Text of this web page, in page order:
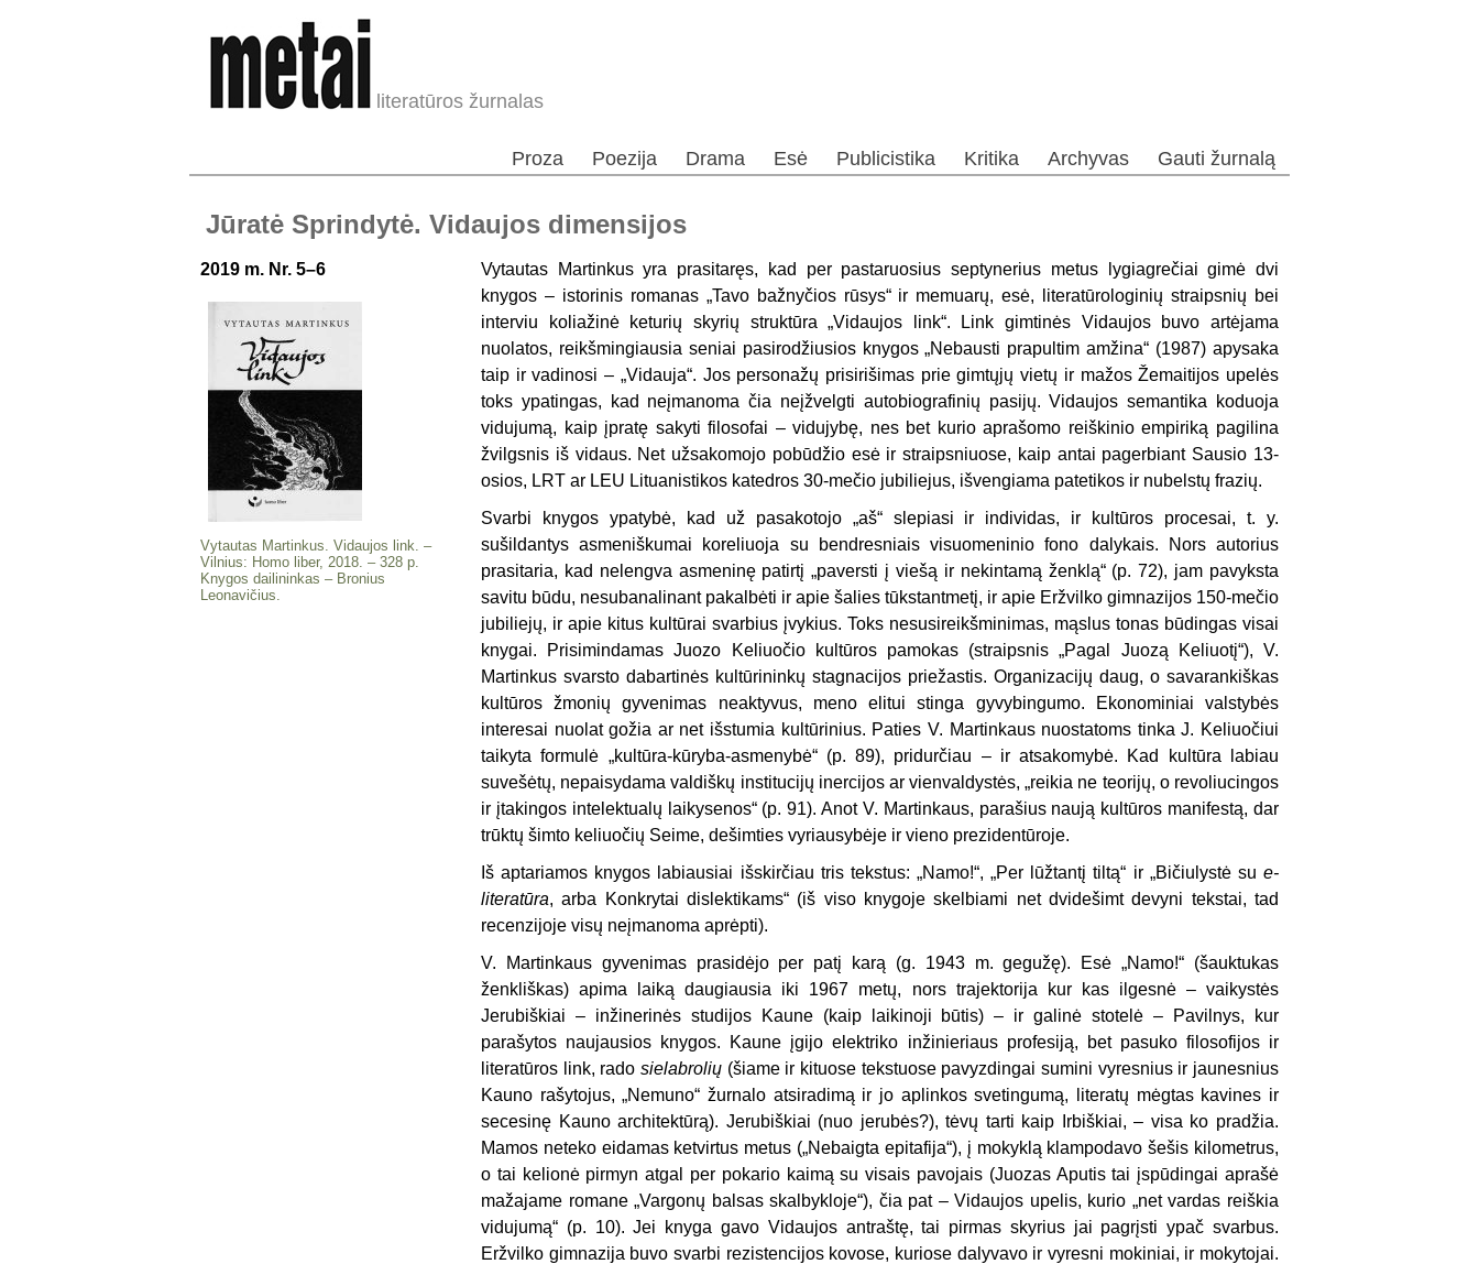
literatūros žurnalas
Proza Poezija Drama Esė Publicistika Kritika Archyvas Gauti žurnalą
Jūratė Sprindytė. Vidaujos dimensijos
2019 m. Nr. 5–6
Vytautas Martinkus. Vidaujos link. –
Vilnius: Homo liber, 2018. – 328 p.
Knygos dailininkas – Bronius
Leonavičius.
Vytautas Martinkus yra prasitaręs, kad per pastaruosius septynerius metus lygiagrečiai gimė dvi
knygos – istorinis romanas „Tavo bažnyčios rūsys“ ir memuarų, esė, literatūrologinių straipsnių bei
interviu koliažinė keturių skyrių struktūra „Vidaujos link“. Link gimtinės Vidaujos buvo artėjama
nuolatos, reikšmingiausia seniai pasirodžiusios knygos „Nebausti prapultim amžina“ (1987) apysaka
taip ir vadinosi – „Vidauja“. Jos personažų prisirišimas prie gimtųjų vietų ir mažos Žemaitijos upelės
toks ypatingas, kad neįmanoma čia neįžvelgti autobiografinių pasijų. Vidaujos semantika koduoja
vidujumą, kaip įpratę sakyti filosofai – vidujybę, nes bet kurio aprašomo reiškinio empiriką pagilina
žvilgsnis iš vidaus. Net užsakomojo pobūdžio esė ir straipsniuose, kaip antai pagerbiant Sausio 13-
osios, LRT ar LEU Lituanistikos katedros 30-mečio jubiliejus, išvengiama patetikos ir nubelstų frazių.
Svarbi knygos ypatybė, kad už pasakotojo „aš“ slepiasi ir individas, ir kultūros procesai, t. y.
sušildantys asmeniškumai koreliuoja su bendresniais visuomeninio fono dalykais. Nors autorius
prasitaria, kad nelengva asmeninę patirtį „paversti į viešą ir nekintamą ženklą“ (p. 72), jam pavyksta
savitu būdu, nesubanalinant pakalbėti ir apie šalies tūkstantmetį, ir apie Eržvilko gimnazijos 150-mečio
jubiliejų, ir apie kitus kultūrai svarbius įvykius. Toks nesusireikšminimas, mąslus tonas būdingas visai
knygai. Prisimindamas Juozo Keliuočio kultūros pamokas (straipsnis „Pagal Juozą Keliuotį“), V.
Martinkus svarsto dabartinės kultūrininkų stagnacijos priežastis. Organizacijų daug, o savarankiškas
kultūros žmonių gyvenimas neaktyvus, meno elitui stinga gyvybingumo. Ekonominiai valstybės
interesai nuolat gožia ar net išstumia kultūrinius. Paties V. Martinkaus nuostatoms tinka J. Keliuočiui
taikyta formulė „kultūra-kūryba-asmenybė“ (p. 89), pridurčiau – ir atsakomybė. Kad kultūra labiau
suvešėtų, nepaisydama valdiškų institucijų inercijos ar vienvaldystės, „reikia ne teorijų, o revoliucingos
ir įtakingos intelektualų laikysenos“ (p. 91). Anot V. Martinkaus, parašius naują kultūros manifestą, dar
trūktų šimto keliuočių Seime, dešimties vyriausybėje ir vieno prezidentūroje.
Iš aptariamos knygos labiausiai išskirčiau tris tekstus: „Namo!“, „Per lūžtantį tiltą“ ir „Bičiulystė su e-
literatūra, arba Konkrytai dislektikams“ (iš viso knygoje skelbiami net dvidešimt devyni tekstai, tad
recenzijoje visų neįmanoma aprėpti).
V. Martinkaus gyvenimas prasidėjo per patį karą (g. 1943 m. gegužę). Esė „Namo!“ (šauktukas
ženkliškas) apima laiką daugiausia iki 1967 metų, nors trajektorija kur kas ilgesnė – vaikystės
Jerubiškiai – inžinerinės studijos Kaune (kaip laikinoji būtis) – ir galinė stotelė – Pavilnys, kur
parašytos naujausios knygos. Kaune įgijo elektriko inžinieriaus profesiją, bet pasuko filosofijos ir
literatūros link, rado sielabrolių (šiame ir kituose tekstuose pavyzdingai sumini vyresnius ir jaunesnius
Kauno rašytojus, „Nemuno“ žurnalo atsiradimą ir jo aplinkos svetingumą, literatų mėgtas kavines ir
secesinę Kauno architektūrą). Jerubiškiai (nuo jerubės?), tėvų tarti kaip Irbiškiai, – visa ko pradžia.
Mamos neteko eidamas ketvirtus metus („Nebaigta epitafija“), į mokyklą klampodavo šešis kilometrus,
o tai kelionė pirmyn atgal per pokario kaimą su visais pavojais (Juozas Aputis tai įspūdingai aprašė
mažajame romane „Vargonų balsas skalbykloje“), čia pat – Vidaujos upelis, kurio „net vardas reiškia
vidujumą“ (p. 10). Jei knyga gavo Vidaujos antraštę, tai pirmas skyrius jai pagrįsti ypač svarbus.
Eržvilko gimnazija buvo svarbi rezistencijos kovose, kuriose dalyvavo ir vyresni mokiniai, ir mokytojai.